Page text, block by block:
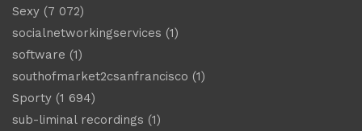
Sexy (7 072)
socialnetworkingservices (1)
software (1)
southofmarket2csanfrancisco (1)
Sporty (1 694)
sub-liminal recordings (1)